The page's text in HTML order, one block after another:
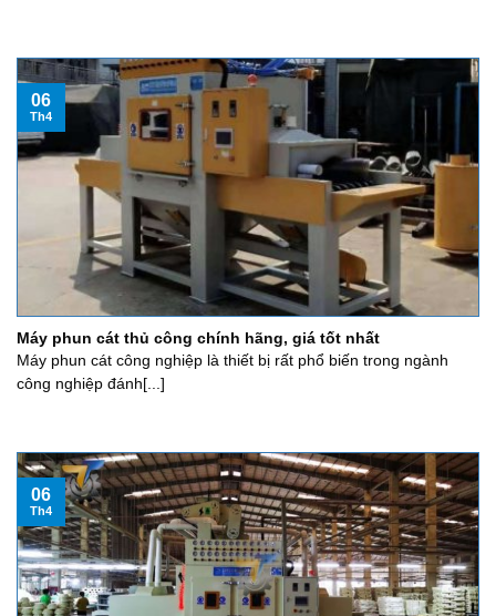
Máy phun cát thủ công chính hãng, giá tốt nhất
Máy phun cát công nghiệp là thiết bị rất phổ biến trong ngành
công nghiệp đánh[...]
06
Th4
06
Th4